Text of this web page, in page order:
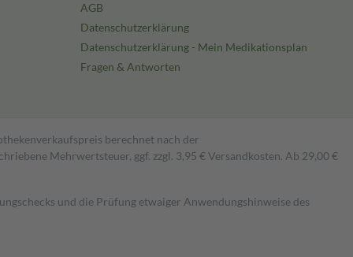
AGB
Datenschutzerklärung
Datenschutzerklärung - Mein Medikationsplan
Fragen & Antworten
berechnet nach der
Mehrwertsteuer, ggf. zzgl. 3,95 € Versandkosten. Ab 29,00 €
und die Prüfung etwaiger Anwendungshinweise des